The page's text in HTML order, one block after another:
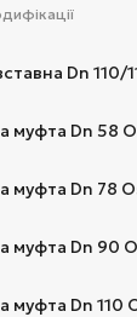
Dn
муфта Dn 58
муфта Dn 78
муфта Dn 90
муфта Dn 110